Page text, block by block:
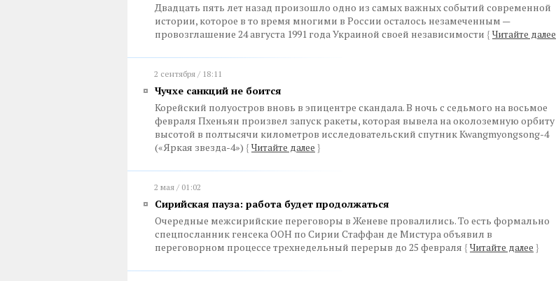
Двадцать пять лет назад произошло одно из самых важных событий современной
истории, которое в то время многими в России осталось незамеченным —
провозглашение 24 августа 1991 года Украиной своей независимости { Читайте далее
2 сентября / 18:11
Чучхе санкций не боится
Корейский полуостров вновь в эпицентре скандала. В ночь с седьмого на восьмое
февраля Пхеньян произвел запуск ракеты, которая вывела на околоземную орбиту
высотой в полтысячи километров исследовательский спутник Kwangmyongsong-4
(«Яркая звезда-4») { Читайте далее }
2 мая / 01:02
Сирийская пауза: работа будет продолжаться
Очередные межсирийские переговоры в Женеве провалились. То есть формально
спецпосланник генсека ООН по Сирии Стаффан де Мистура объявил в
переговорном процессе трехнедельный перерыв до 25 февраля { Читайте далее }